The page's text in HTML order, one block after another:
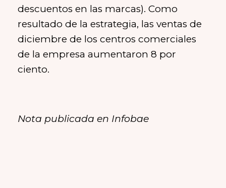
descuentos en las marcas). Como
resultado de la estrategia, las ventas de
diciembre de los centros comerciales
de la empresa aumentaron 8 por
ciento.
Nota publicada en Infobae